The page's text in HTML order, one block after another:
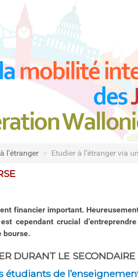
l'étranger > Etudier à l’étranger via
financier important.
cependant crucial
bourse.
DURANT LE SECONDAIRE
de